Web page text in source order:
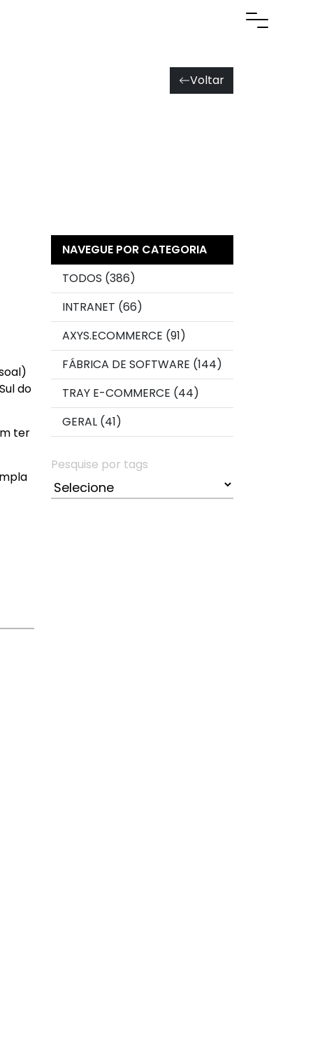
Abrir
Voltar
do
ter
NAVEGUE POR CATEGORIA
TODOS (386)
INTRANET (66)
AXYS.ECOMMERCE (91)
FÁBRICA DE SOFTWARE (144)
TRAY E-COMMERCE (44)
GERAL (41)
Pesquise por tags